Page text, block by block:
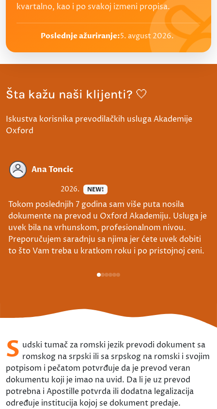
kvartalno, kao i po svakoj izmeni propisa.
Poslednje ažuriranje:5. avgust 2026.
Šta kažu naši klijenti? 🤍
Iskustva korisnika prevodilačkih usluga Akademije
Oxford
Ana Toncic
2026. NEW!
Tokom poslednjih 7 godina sam više puta nosila
dokumente na prevod u Oxford Akademiju. Usluga je
uvek bila na vrhunskom, profesionalnom nivou.
Preporučujem saradnju sa njima jer ćete uvek dobiti
to što Vam treba u kratkom roku i po pristojnoj ceni.
S udski tumač za romski jezik prevodi dokument sa
romskog na srpski ili sa srpskog na romski i svojim
potpisom i pečatom potvrđuje da je prevod veran
dokumentu koji je imao na uvid. Da li je uz prevod
potrebna i Apostille potvrda ili dodatna legalizacija
određuje institucija kojoj se dokument predaje.